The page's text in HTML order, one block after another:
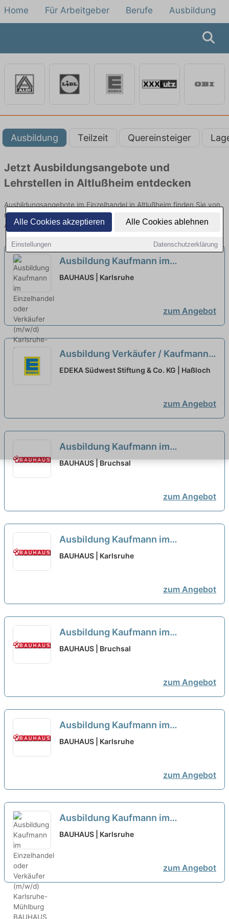
Alle Cookies akzeptieren Alle Cookies ablehnen
Einstellungen Datenschutzerklärung
Home Für Arbeitgeber Berufe Ausbildung
Ausbildung Teilzeit Quereinsteiger
Jetzt Ausbildungsangebote und
Lehrstellen in Altlußheim entdecken
Ausbildungsangebote im Einzelhandel in Altlußheim finden Sie von
namhaften Firmen. Entdecken Sie freie Optionen von Top-
Arbeitgebern und bewerben Sie sich noch heute.
Ausbildung Kaufmann im
Einzelhandel oder Verkäufer
BAUHAUS | Karlsruhe
zum Angebot
Ausbildung Verkäufer / Kaufmann
im Einzelhandel (m/w/d) - 2026
EDEKA Südwest Stiftung & Co. KG | Haßloch
zum Angebot
Ausbildung Kaufmann im
Einzelhandel oder Verkäufer
BAUHAUS | Bruchsal
zum Angebot
Ausbildung Kaufmann im
Einzelhandel oder Verkäufer
BAUHAUS | Karlsruhe
zum Angebot
Ausbildung Kaufmann im
Einzelhandel oder Verkäufer
BAUHAUS | Bruchsal
zum Angebot
Ausbildung Kaufmann im
Einzelhandel oder Verkäufer
BAUHAUS | Karlsruhe
zum Angebot
Ausbildung Kaufmann im
Einzelhandel oder Verkäufer
BAUHAUS | Karlsruhe
zum Angebot